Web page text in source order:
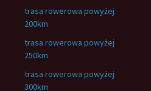
trasa rowerowa powyżej
200km
trasa rowerowa powyżej
250km
trasa rowerowa powyżej
300km